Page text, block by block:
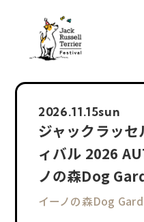
2026.11.15sun
ジャックラッ
ィバル 2026
ノの森Dog
イーノの森Dog